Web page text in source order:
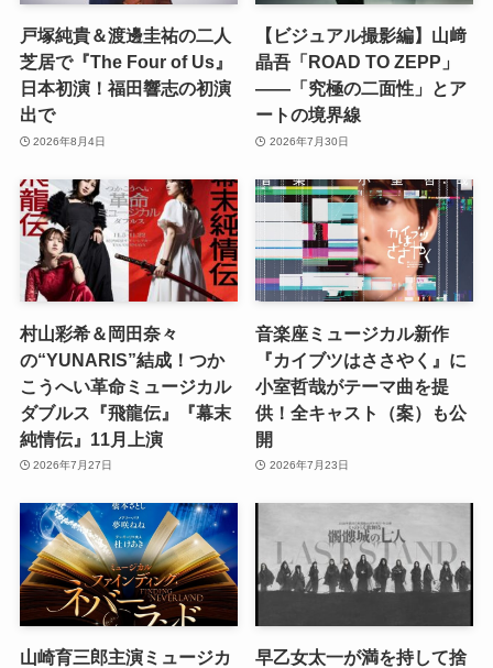
戸塚純貴＆渡邊圭祐の二人
芝居で『The Four of Us』
日本初演！福田響志の初演
出で
2026年8月4日
【ビジュアル撮影編】山﨑
晶吾「ROAD TO ZEPP」
――「究極の二面性」とア
ートの境界線
2026年7月30日
村山彩希＆岡田奈々
の“YUNARIS”結成！つか
こうへい革命ミュージカル
ダブルス『飛龍伝』『幕末
純情伝』11月上演
2026年7月27日
音楽座ミュージカル新作
『カイブツはささやく』に
小室哲哉がテーマ曲を提
供！全キャスト（案）も公
開
2026年7月23日
山崎育三郎主演ミュージカ
早乙女太一が満を持して捨